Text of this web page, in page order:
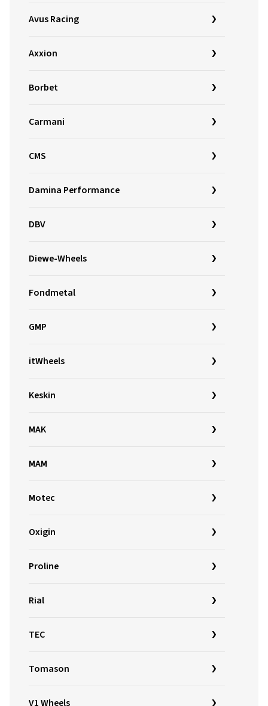
Avus Racing
Axxion
Borbet
Carmani
CMS
Damina Performance
DBV
Diewe-Wheels
Fondmetal
GMP
itWheels
Keskin
MAK
MAM
Motec
Oxigin
Proline
Rial
TEC
Tomason
V1 Wheels